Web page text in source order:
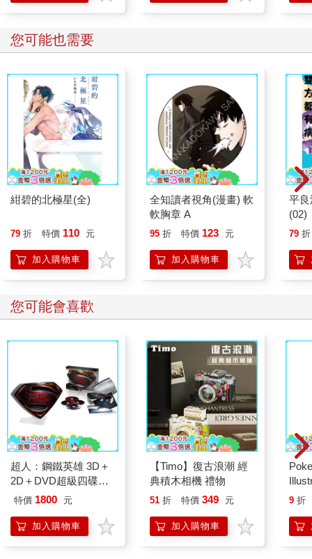
您可能也需要
紺碧的北極星(全)
79 折 特價 110 元
加入購物車
全知讀者視角(漫畫) 軟
軟胸章 A
95 折 特價 123 元
加入購物車
平
(02)
79 折
您可能會喜歡
超人：鋼鐵英雄 3D＋
2D＋DVD超級四碟鐵
盒版 BD
特價 1800 元
加入購物車
【Timo】復古浪潮 經
典積木相機 禮物
51 折 特價 349 元
加入購物車
9 折